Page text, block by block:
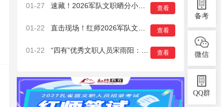
01-27 查看
01-22 查看
01-22 查看
备考
微信
QQ群